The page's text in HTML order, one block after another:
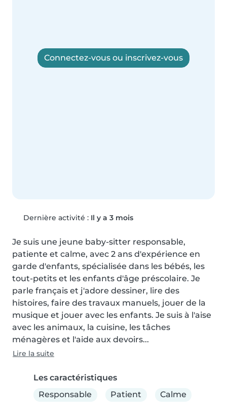
Connectez-vous ou inscrivez-vous
Dernière activité : Il y a 3 mois
Je suis une jeune baby-sitter responsable,
patiente et calme, avec 2 ans d'expérience en
garde d'enfants, spécialisée dans les bébés, les
tout-petits et les enfants d'âge préscolaire. Je
parle français et j'adore dessiner, lire des
histoires, faire des travaux manuels, jouer de la
musique et jouer avec les enfants. Je suis à l'aise
avec les animaux, la cuisine, les tâches
ménagères et l'aide aux devoirs...
Lire la suite
Les caractéristiques
Responsable
Patient Calme